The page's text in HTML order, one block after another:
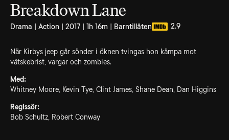
Breakdown Lane
Drama | Action | 2017 | 1h 16m | Barntillåten 2.9
När Kirbys jeep går sönder i öknen tvingas hon kämpa mot
vätskebrist, vargar och zombies.
Med:
Whitney Moore, Kevin Tye, Clint James, Shane Dean, Dan Higgins
Regissör:
Bob Schultz, Robert Conway